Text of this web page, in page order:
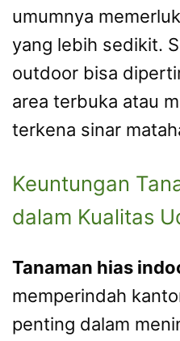
umumnya
yang lebih sedikit.
outdoor bisa
area terbuka atau
terkena sinar
Keuntungan
dalam Kualitas
Tanaman hias
memperindah
penting dalam